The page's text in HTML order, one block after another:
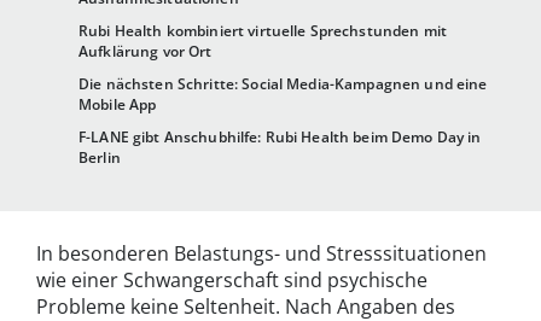
Rubi Health kombiniert virtuelle Sprechstunden mit
Aufklärung vor Ort
Die nächsten Schritte: Social Media-Kampagnen und eine
Mobile App
F-LANE gibt Anschubhilfe: Rubi Health beim Demo Day in
Berlin
In besonderen Belastungs- und Stresssituationen
wie einer Schwangerschaft sind psychische
Probleme keine Seltenheit. Nach Angaben des